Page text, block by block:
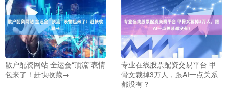
散户配资网站 全运会“顶流”表情
包来了！赶快收藏→
专业在线股票配资交易平台 甲
骨文裁掉3万人，跟AI一点关系
都没有？